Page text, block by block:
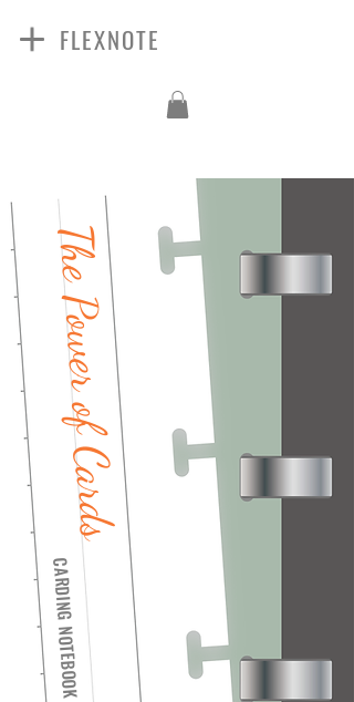
FLEXNOTE
CARDING NOTEBOOK
The Power of Cards